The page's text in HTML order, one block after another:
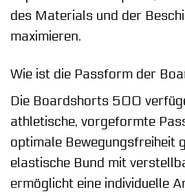
des Materials und der
maximieren.
Wie ist die Passform der
Die Boardshorts 500
athletische, vorgeformte
optimale Bewegungsfreiheit
elastische Bund mit
ermöglicht eine individuelle